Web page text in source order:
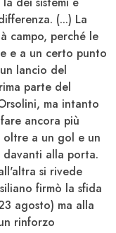
(...) La
campo, perché le
e a un certo punto
lancio del
parte del
, ma intanto
ancora più
oltre a un gol e un
davanti alla porta.
si rivede
firmò la sfida
agosto) ma alla
rinforzo